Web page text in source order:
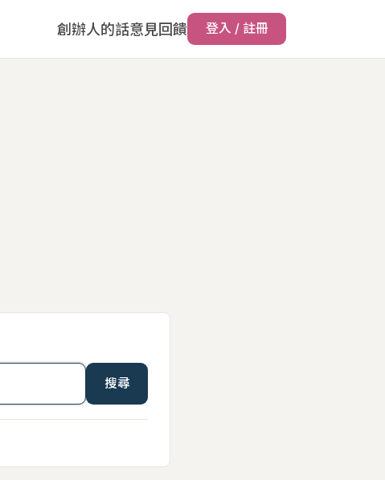
創辦人的話意見回饋 登入 / 註冊
搜尋